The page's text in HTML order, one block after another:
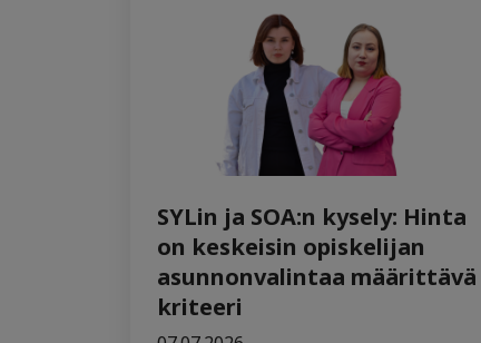
SYLin ja SOA:n kysely: Hinta
on keskeisin opiskelijan
asunnonvalintaa määrittävä
kriteeri